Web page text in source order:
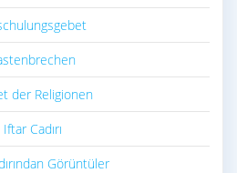
der Religionen
Iftar Cadırı
Görüntüler